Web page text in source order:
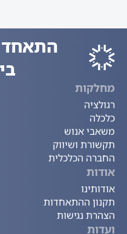
מחלקות
רגולציה
כלכלה
משאבי אנוש
תקשורת ושיווק
החברה הכלכלית
אודות
אודותינו
תקנון ההתאחדות
הצהרת נגישות
ועדות